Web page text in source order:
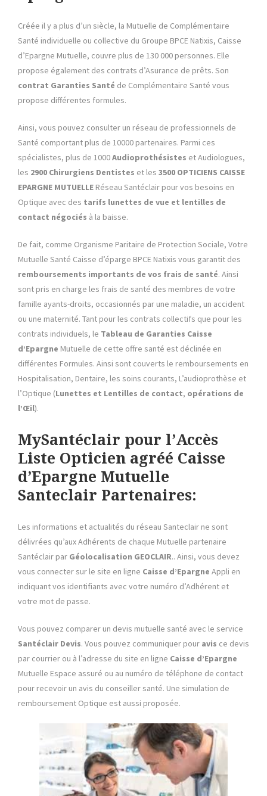
Créée il y a plus d’un siècle, la Mutuelle de Complémentaire
Santé individuelle ou collective du Groupe BPCE Natixis, Caisse
d’Epargne Mutuelle, couvre plus de 130 000 personnes. Elle
propose également des contrats d’Asurance de prêts. Son
contrat Garanties Santé de Complémentaire Santé vous
propose différentes formules.
Ainsi, vous pouvez consulter un réseau de professionnels de
Santé comportant plus de 10000 partenaires. Parmi ces
spécialistes, plus de 1000Audioprothésistes et Audiologues,
les 2900 Chirurgiens Dentistes et les 3500 OPTICIENS CAISSE
EPARGNE MUTUELLE Réseau Santéclair pour vos besoins en
Optique avec des tarifs lunettes de vue et lentilles de
contact négociés à la baisse.
De fait, comme Organisme Paritaire de Protection Sociale, Votre
Mutuelle Santé Caisse d’éparge BPCE Natixis vous garantit des
remboursements importants de vos frais de santé. Ainsi
sont pris en charge les frais de santé des membres de votre
famille ayants-droits, occasionnés par une maladie, un accident
ou une maternité. Tant pour les contrats collectifs que pour les
contrats individuels, le Tableau de Garanties Caisse
d’Epargne Mutuelle de cette offre santé est déclinée en
différentes Formules. Ainsi sont couverts le remboursements en
Hospitalisation, Dentaire, les soins courants, L’audioprothèse et
l’Optique (Lunettes et Lentilles de contact, opérations de
l’Œil).
MySantéclair pour l’Accès
Liste Opticien agréé Caisse
d’Epargne Mutuelle
Santeclair Partenaires:
Les informations et actualités du réseau Santeclair ne sont
délivrées qu’aux Adhérents de chaque Mutuelle partenaire
Santéclair par Géolocalisation GEOCLAIR.. Ainsi, vous devez
vous connecter sur le site en ligne Caisse d’Epargne Appli en
indiquant vos identifiants avec votre numéro d’Adhérent et
votre mot de passe.
Vous pouvez comparer un devis mutuelle santé avec le service
Santéclair Devis. Vous pouvez communiquer pour avis ce devis
par courrier ou à l’adresse du site en ligne Caisse d’Epargne
Mutuelle Espace assuré ou au numéro de téléphone de contact
pour recevoir un avis du conseiller santé. Une simulation de
remboursement Optique est aussi proposée.